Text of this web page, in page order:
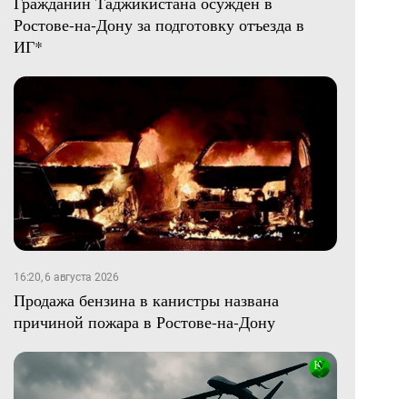
Ростове-на-Дону за подготовку отъезда в
ИГ*
16:20, 6 августа 2026
Продажа бензина в канистры названа
причиной пожара в Ростове-на-Дону